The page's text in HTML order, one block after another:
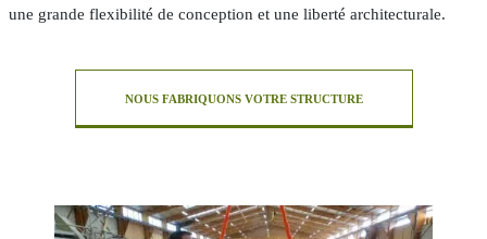
une grande flexibilité de conception et une liberté architecturale.
NOUS FABRIQUONS VOTRE STRUCTURE